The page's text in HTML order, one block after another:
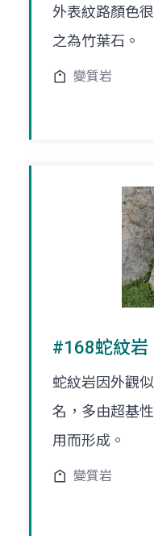
外表紋路顏色
之為竹葉石。
變質岩
#168蛇紋岩
蛇紋岩因外觀
名，多由超基
用而形成。
變質岩